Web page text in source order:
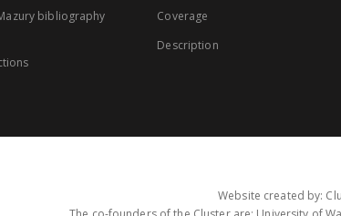
bibliography
Coverage
Description
Website created by: